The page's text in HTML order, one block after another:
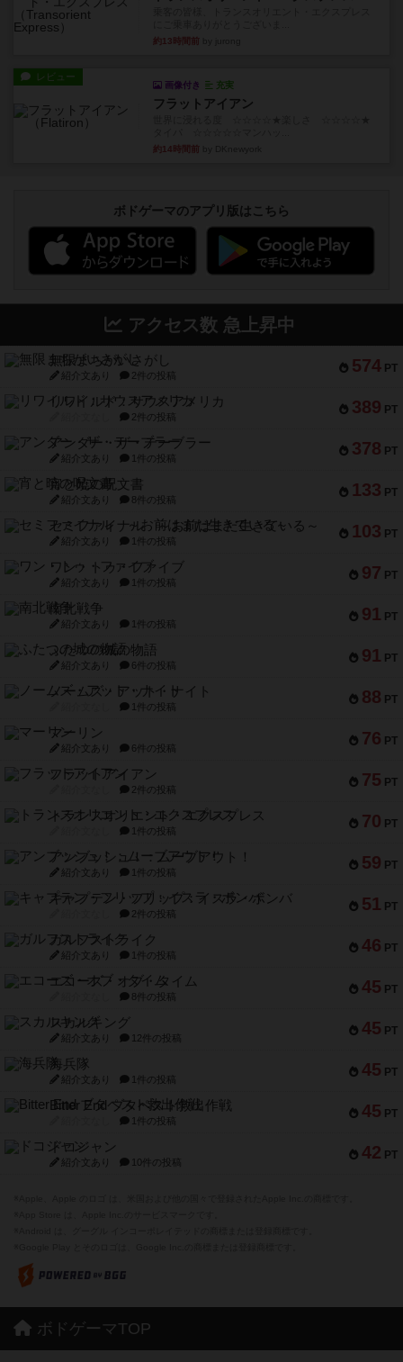
約13時間前
レビュー
画像付き 充実
フラットアイアン
約14時間前
ボドゲーマのアプリ版はこちら
アクセス数 急上昇中
574 PT
無限まちがいさがし
紹介文あり 2件の投稿
389 PT
リワイルド：サウスアメリカ
2件の投稿
378 PT
アンダー・ザ・テーブラー
紹介文あり 1件の投稿
133 PT
宵と暁の呪文書
紹介文あり 8件の投稿
103 PT
セミファイナル ～お前はまだ生きている～
紹介文あり 1件の投稿
97 PT
ワン・トゥ・ファイブ
紹介文あり 1件の投稿
91 PT
南北戦争
紹介文あり 1件の投稿
91 PT
ふたつの城の物語
紹介文あり 6件の投稿
88 PT
ノームズ・アット・ナイト
1件の投稿
76 PT
マーリン
紹介文あり 6件の投稿
75 PT
フラットアイアン
2件の投稿
70 PT
トランスオリエント・エクスプレス
1件の投稿
59 PT
アンブッシュ！：ムーブアウト！
紹介文あり 1件の投稿
51 PT
キャプテン・フリップ：イスラ・ボンバ
2件の投稿
46 PT
ガルフストライク
紹介文あり 1件の投稿
45 PT
エコーズ・オブ・タイム
8件の投稿
45 PT
スカルキング
紹介文あり 12件の投稿
45 PT
海兵隊
紹介文あり 1件の投稿
45 PT
Bitter End ブタペスト救出作戦
1件の投稿
42 PT
ドコジャン
紹介文あり 10件の投稿
ボドゲーマTOP